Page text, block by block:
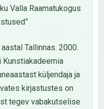
Valla Raamatukogus
Tallinnas. 2000.
küljendaja ja
kirjastustes on
tegev vabakutselise